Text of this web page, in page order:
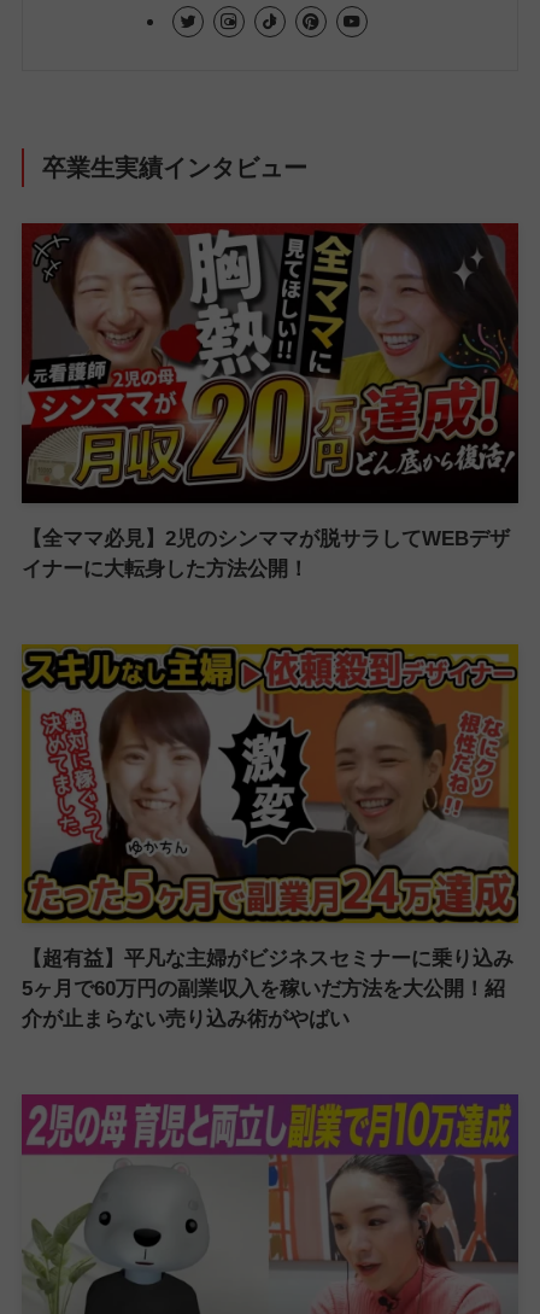
卒業生実績インタビュー
【全ママ必見】2児のシンママが脱サラしてWEBデザ
イナーに大転身した方法公開！
【超有益】平凡な主婦がビジネスセミナーに乗り込み
5ヶ月で60万円の副業収入を稼いだ方法を大公開！紹
介が止まらない売り込み術がやばい